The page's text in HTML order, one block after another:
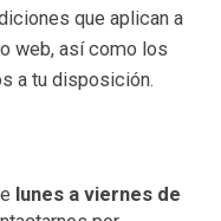
que aplican a
web, así como los
a tu disposición.
lunes a viernes de